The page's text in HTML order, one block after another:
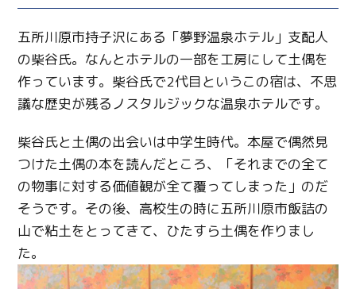
五所川原市持子沢にある「夢野温泉ホテル」支配人
の柴谷氏。なんとホテルの一部を工房にして土偶を
作っています。柴谷氏で2代目というこの宿は、不思
議な歴史が残るノスタルジックな温泉ホテルです。
柴谷氏と土偶の出会いは中学生時代。本屋で偶然見
つけた土偶の本を読んだところ、「それまでの全て
の物事に対する価値観が全て覆ってしまった」のだ
そうです。その後、高校生の時に五所川原市飯詰の
山で粘土をとってきて、ひたすら土偶を作りまし
た。